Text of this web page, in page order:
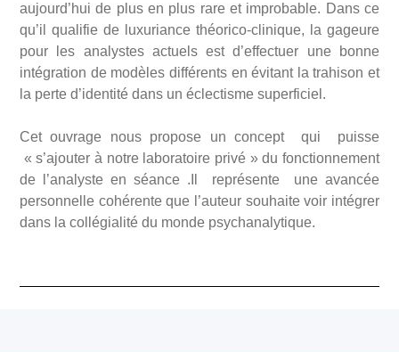
aujourd’hui de plus en plus rare et improbable. Dans ce
qu’il qualifie de luxuriance théorico-clinique, la gageure
pour les analystes actuels est d’effectuer une bonne
intégration de modèles différents en évitant la trahison et
la perte d’identité dans un éclectisme superficiel.
Cet ouvrage nous propose un concept qui puisse
« s’ajouter à notre laboratoire privé » du fonctionnement
de l’analyste en séance .Il représente une avancée
personnelle cohérente que l’auteur souhaite voir intégrer
dans la collégialité du monde psychanalytique.